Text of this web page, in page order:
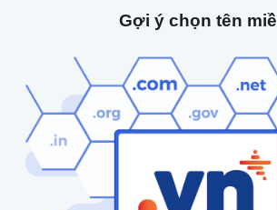
Gợi ý chọn tên